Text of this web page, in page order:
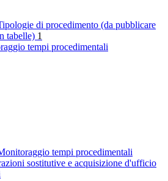
di procedimento (da pubblicare
tabelle) 1
tempi procedimentali
tempi procedimentali
sostitutive e acquisizione d'ufficio